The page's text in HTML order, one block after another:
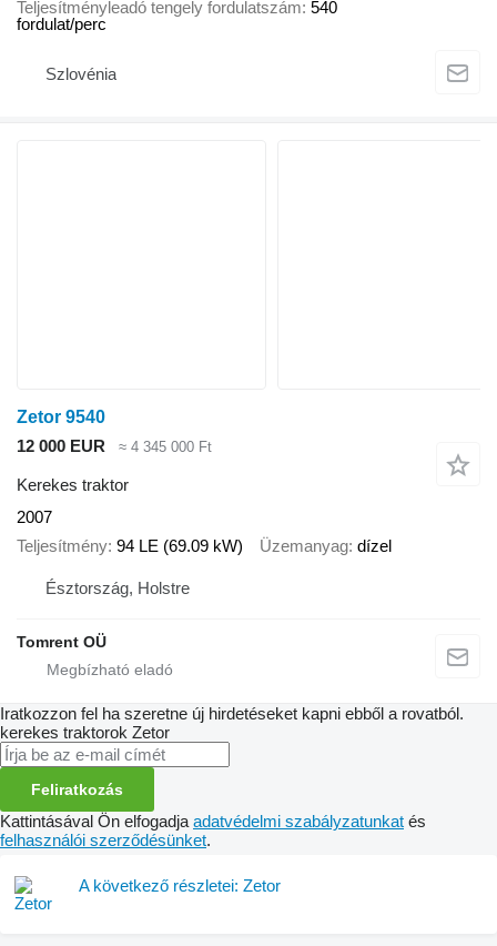
Teljesítményleadó tengely fordulatszám 540
fordulat/perc
Szlovénia
Zetor 9540
12 000 EUR
≈ 4 345 000 Ft
Kerekes traktor
2007
Teljesítmény 94 LE (69.09 kW) Üzemanyag dízel
Észtország, Holstre
Tomrent OÜ
Iratkozzon fel ha szeretne új hirdetéseket kapni ebből a rovatból.
kerekes traktorok Zetor
Feliratkozás
Kattintásával Ön elfogadja adatvédelmi szabályzatunkat és
felhasználói szerződésünket.
A következő részletei: Zetor